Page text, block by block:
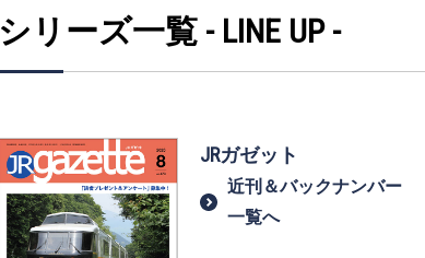
シリーズ一覧 - LINE UP -
JRガゼット
近刊＆バックナンバー
一覧へ